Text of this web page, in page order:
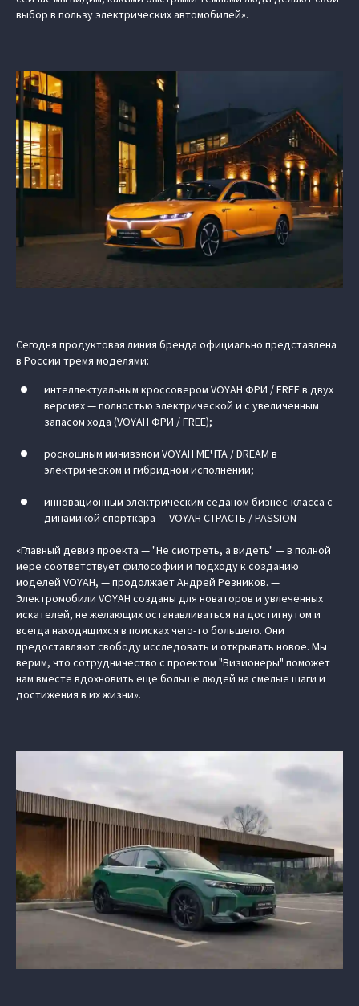
выбор в пользу электрических автомобилей».
Сегодня продуктовая линия бренда официально представлена
в России тремя моделями:
интеллектуальным кроссовером VOYAH ФРИ / FREE в двух
версиях — полностью электрической и с увеличенным
запасом хода (VOYAH ФРИ / FREE);
роскошным минивэном VOYAH МЕЧТА / DREAM в
электрическом и гибридном исполнении;
инновационным электрическим седаном бизнес-класса с
динамикой спорткара — VOYAH СТРАСТЬ / PASSION
«Главный девиз проекта — "Не смотреть, а видеть" — в полной
мере соответствует философии и подходу к созданию
моделей VOYAH, — продолжает Андрей Резников. —
Электромобили VOYAH созданы для новаторов и увлеченных
искателей, не желающих останавливаться на достигнутом и
всегда находящихся в поисках чего-то большего. Они
предоставляют свободу исследовать и открывать новое. Мы
верим, что сотрудничество с проектом "Визионеры" поможет
нам вместе вдохновить еще больше людей на смелые шаги и
достижения в их жизни».